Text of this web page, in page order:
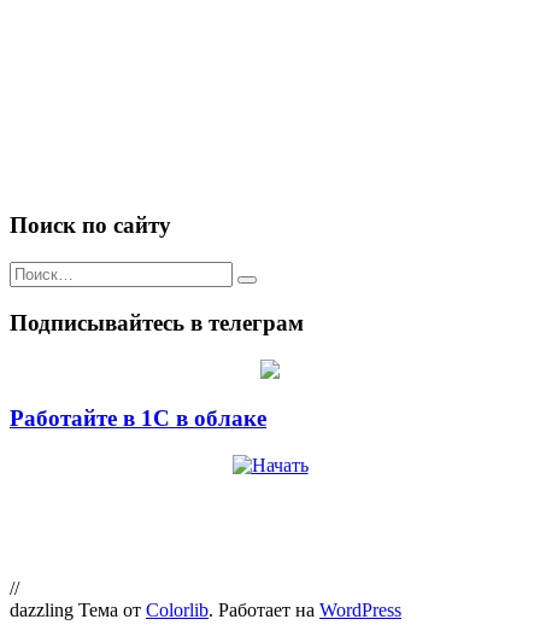
Поиск по сайту
Искать:
Подписывайтесь в телеграм
Работайте в 1С в облаке
//
dazzling Тема от Colorlib. Работает на WordPress